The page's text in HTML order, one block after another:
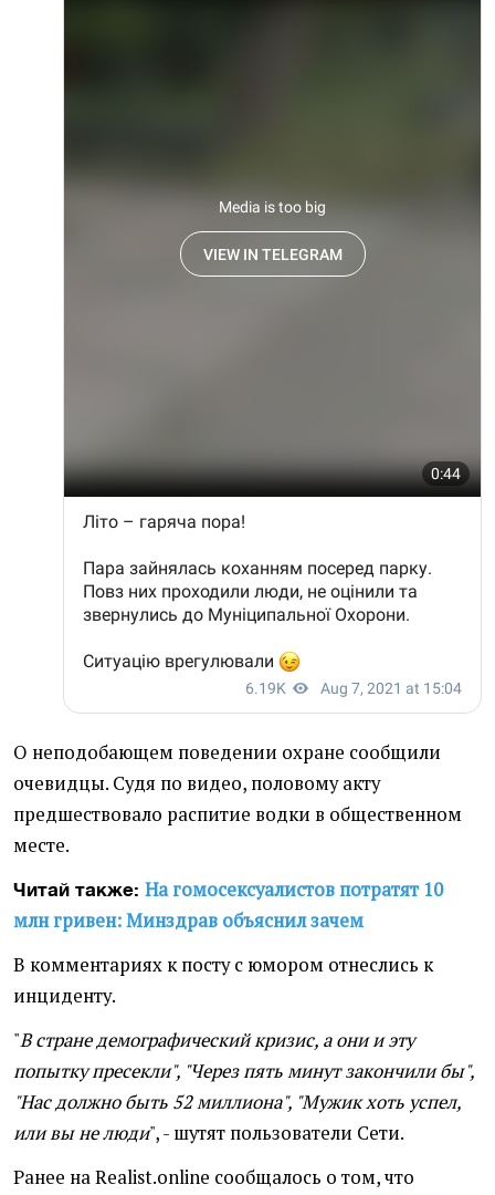
О неподобающем поведении охране сообщили
очевидцы. Судя по видео, половому акту
предшествовало распитие водки в общественном
месте.
Читай также: На гомосексуалистов потратят 10
млн гривен: Минздрав объяснил зачем
В комментариях к посту с юмором отнеслись к
инциденту.
"В стране демографический кризис, а они и эту
попытку пресекли", "Через пять минут закончили бы",
"Нас должно быть 52 миллиона", "Мужик хоть успел,
или вы не люди", - шутят пользователи Сети.
Ранее на Realist.online сообщалось о том, что